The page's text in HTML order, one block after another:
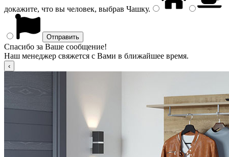
докажите, что вы человек, выбрав Чашку.
Спасибо за Ваше сообщение!
Наш менеджер свяжется с Вами в ближайшее время.